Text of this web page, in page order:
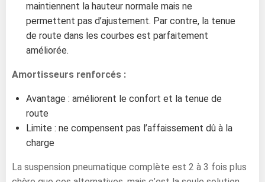
maintiennent la hauteur normale mais ne
permettent pas d’ajustement. Par contre, la tenue
de route dans les courbes est parfaitement
améliorée.
Amortisseurs renforcés :
Avantage : améliorent le confort et la tenue de
route
Limite : ne compensent pas l’affaissement dû à la
charge
La suspension pneumatique complète est 2 à 3 fois plus